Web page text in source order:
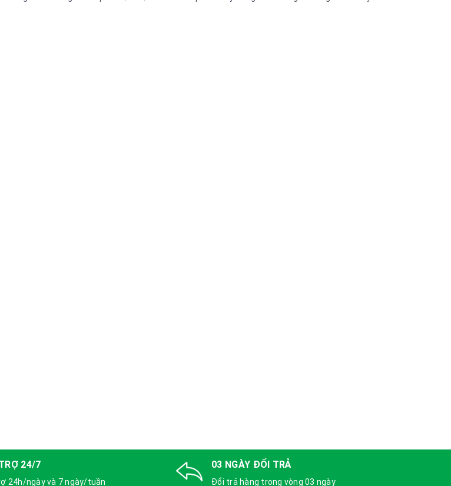
24/7
24h/ngày và 7 ngày/tuần
03 NGÀY ĐỔI TRẢ
Đổi trả hàng trong vòng 03 ngày